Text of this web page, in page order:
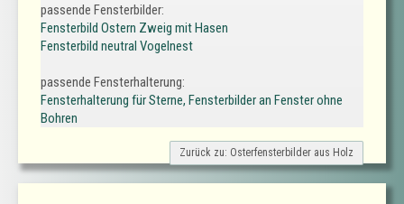
passende Fensterbilder:
Fensterbild Ostern Zweig mit Hasen
Fensterbild neutral Vogelnest
passende Fensterhalterung:
Fensterhalterung für Sterne, Fensterbilder an Fenster ohne
Bohren
Zurück zu: Osterfensterbilder aus Holz